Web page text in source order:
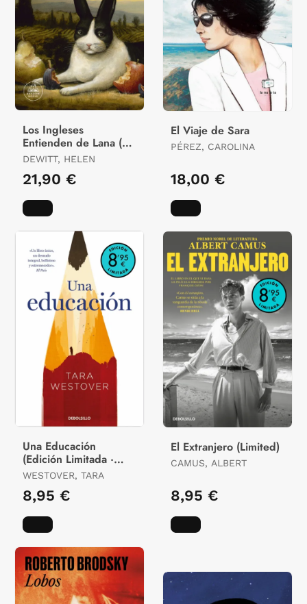
Los Ingleses
Entienden de Lana (Y
Otros Trucos)
DEWITT, HELEN
21,90 €
El Viaje de Sara
PÉREZ, CAROLINA
18,00 €
Una Educación
(Edición Limitada ·
Verano)
WESTOVER, TARA
8,95 €
El Extranjero (Limited)
CAMUS, ALBERT
8,95 €